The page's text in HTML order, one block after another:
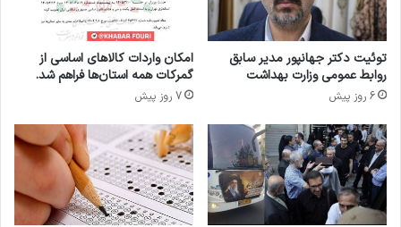
ر
ا
ی
ع
ا
ل
ع
ل
و
،
م
ر
ج
ع
س
ا
ز
م
ا
ن
ذ
توئیت دکتر جهانپور مدیر سابق
روابط عمومی وزارت بهداشت
6 روز پیش
امکان واردات کالاهای اساسی از
گمرکات همه استان‌ها فراهم شد.
7 روز پیش